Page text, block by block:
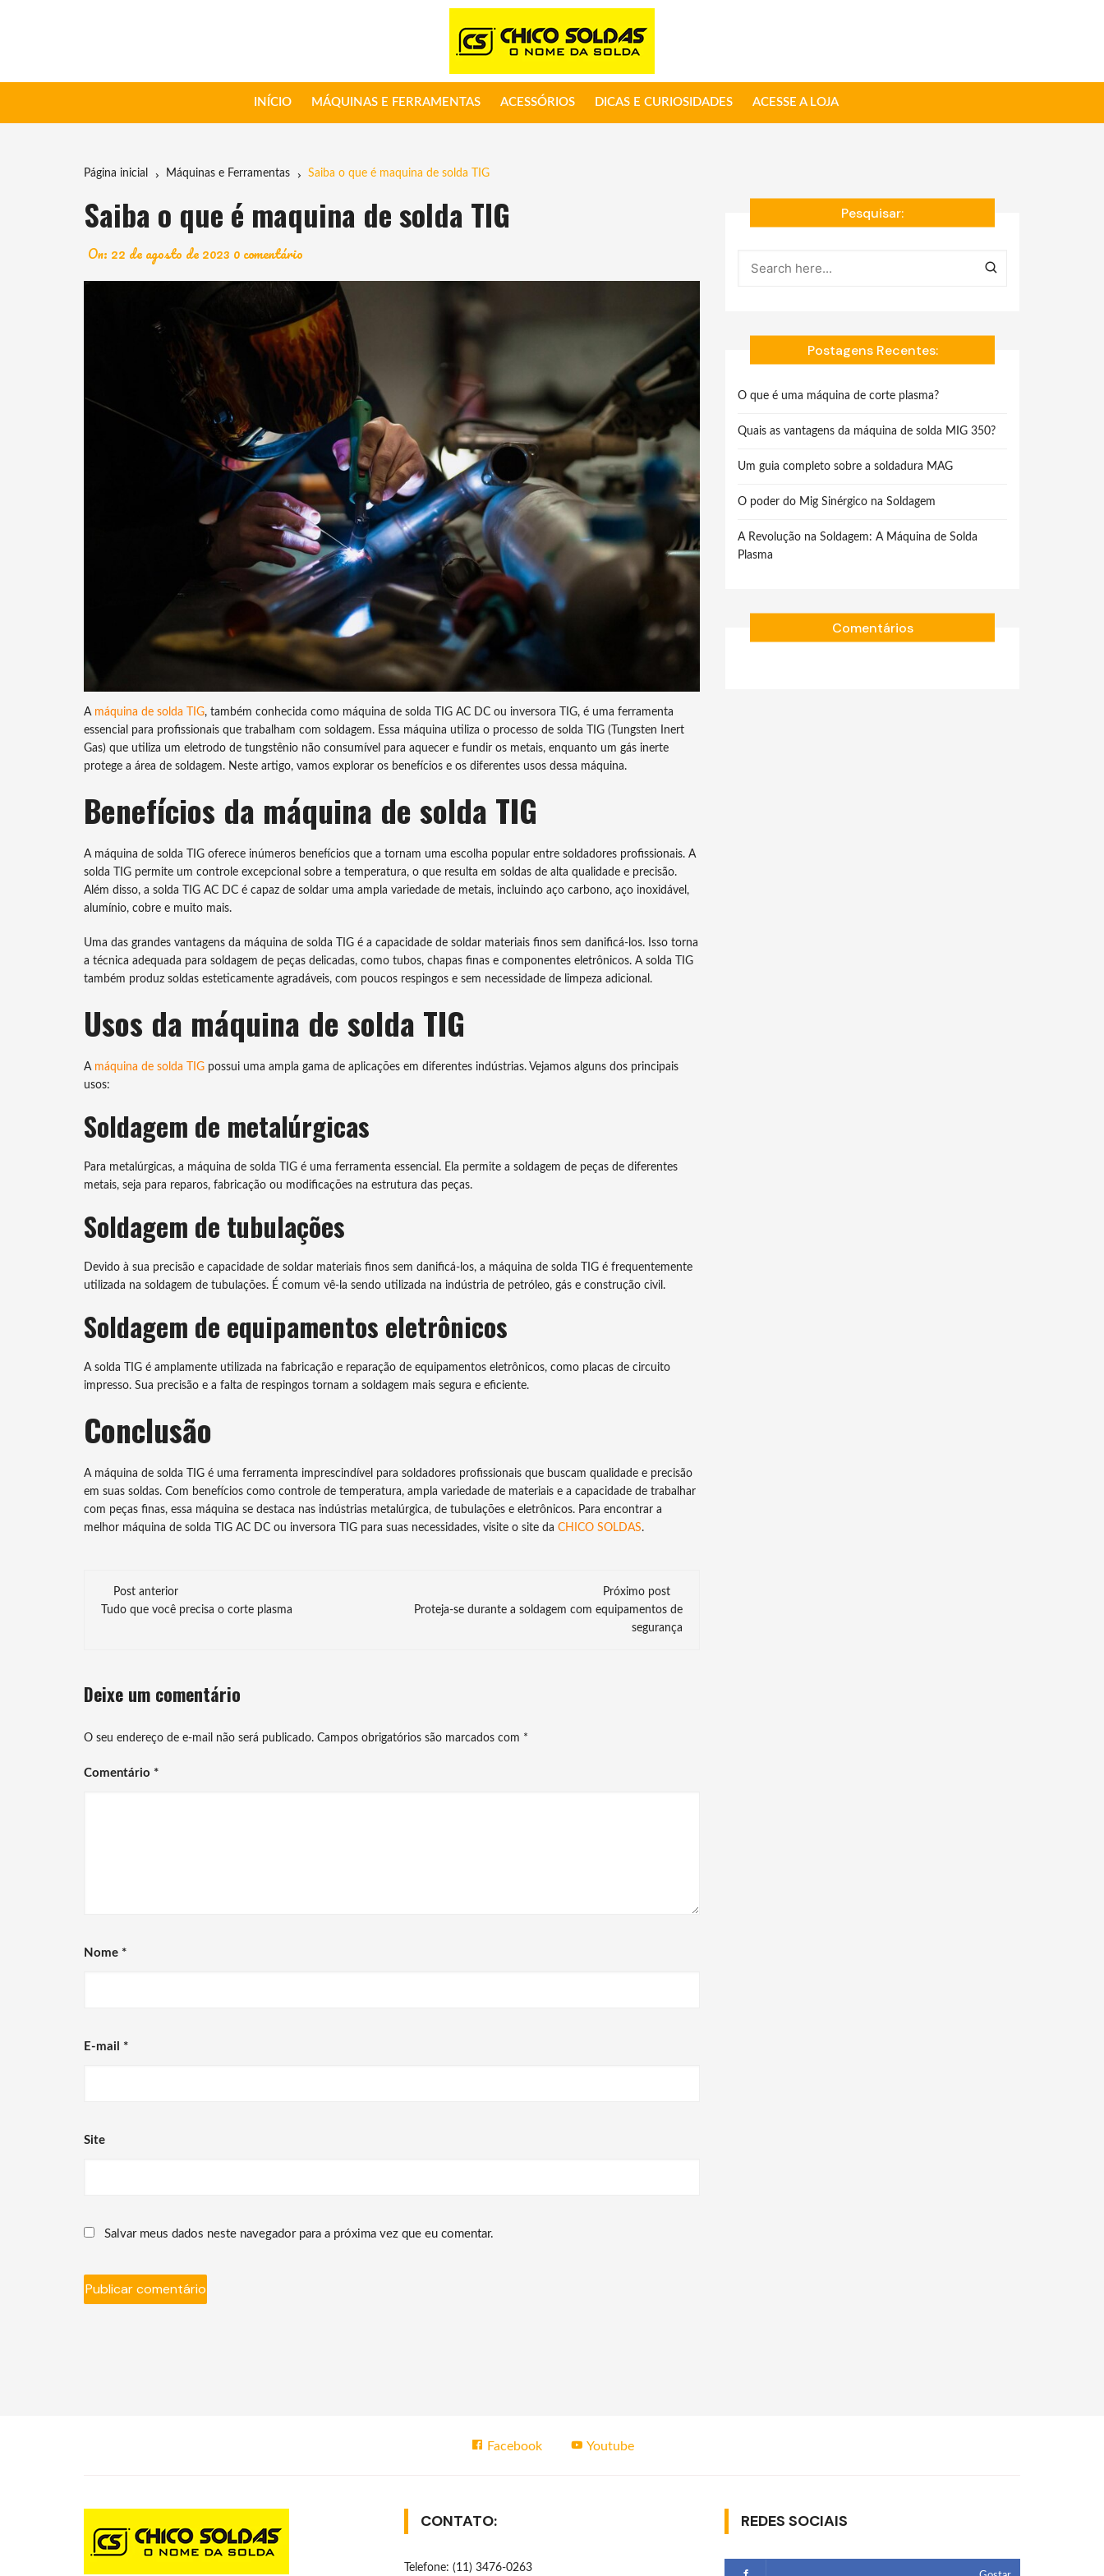
INÍCIO MÁQUINAS E FERRAMENTAS ACESSÓRIOS DICAS E CURIOSIDADES ACESSE A LOJA
Página inicial Máquinas e Ferramentas Saiba o que é maquina de solda TIG
Saiba o que é maquina de solda TIG
On: 22 de agosto de 2023 0 comentário
A máquina de solda TIG, também conhecida como máquina de solda TIG AC DC ou inversora TIG, é uma ferramenta
essencial para profissionais que trabalham com soldagem. Essa máquina utiliza o processo de solda TIG (Tungsten Inert
Gas) que utiliza um eletrodo de tungstênio não consumível para aquecer e fundir os metais, enquanto um gás inerte
protege a área de soldagem. Neste artigo, vamos explorar os benefícios e os diferentes usos dessa máquina.
Benefícios da máquina de solda TIG
A máquina de solda TIG oferece inúmeros benefícios que a tornam uma escolha popular entre soldadores profissionais. A
solda TIG permite um controle excepcional sobre a temperatura, o que resulta em soldas de alta qualidade e precisão.
Além disso, a solda TIG AC DC é capaz de soldar uma ampla variedade de metais, incluindo aço carbono, aço inoxidável,
alumínio, cobre e muito mais.
Uma das grandes vantagens da máquina de solda TIG é a capacidade de soldar materiais finos sem danificá-los. Isso torna
a técnica adequada para soldagem de peças delicadas, como tubos, chapas finas e componentes eletrônicos. A solda TIG
também produz soldas esteticamente agradáveis, com poucos respingos e sem necessidade de limpeza adicional.
Usos da máquina de solda TIG
A máquina de solda TIG possui uma ampla gama de aplicações em diferentes indústrias. Vejamos alguns dos principais
usos:
Soldagem de metalúrgicas
Para metalúrgicas, a máquina de solda TIG é uma ferramenta essencial. Ela permite a soldagem de peças de diferentes
metais, seja para reparos, fabricação ou modificações na estrutura das peças.
Soldagem de tubulações
Devido à sua precisão e capacidade de soldar materiais finos sem danificá-los, a máquina de solda TIG é frequentemente
utilizada na soldagem de tubulações. É comum vê-la sendo utilizada na indústria de petróleo, gás e construção civil.
Soldagem de equipamentos eletrônicos
A solda TIG é amplamente utilizada na fabricação e reparação de equipamentos eletrônicos, como placas de circuito
impresso. Sua precisão e a falta de respingos tornam a soldagem mais segura e eficiente.
Conclusão
A máquina de solda TIG é uma ferramenta imprescindível para soldadores profissionais que buscam qualidade e precisão
em suas soldas. Com benefícios como controle de temperatura, ampla variedade de materiais e a capacidade de trabalhar
com peças finas, essa máquina se destaca nas indústrias metalúrgica, de tubulações e eletrônicos. Para encontrar a
melhor máquina de solda TIG AC DC ou inversora TIG para suas necessidades, visite o site da CHICO SOLDAS.
Navegação
de
Post anterior
Tudo que você precisa o corte plasma
Próximo post
Proteja-se durante a soldagem com equipamentos de
segurança
Deixe um comentário
O seu endereço de e-mail não será publicado. Campos obrigatórios são marcados com *
Comentário *
Nome *
E-mail *
Site
Salvar meus dados neste navegador para a próxima vez que eu comentar.
Pesquisar:
Postagens Recentes:
O que é uma máquina de corte plasma?
Quais as vantagens da máquina de solda MIG 350?
Um guia completo sobre a soldadura MAG
O poder do Mig Sinérgico na Soldagem
A Revolução na Soldagem: A Máquina de Solda
Plasma
Comentários
Facebook Youtube
CONTATO:
Telefone: (11) 3476-0263
REDES SOCIAIS